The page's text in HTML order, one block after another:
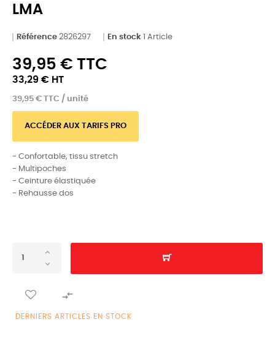
LMA
Référence 2826297 En stock 1 Article
39,95 € TTC
33,29 € HT
39,95 € TTC / unité
ACCÉDER AUX TARIFS PRO
- Confortable, tissu stretch
- Multipoches
- Ceinture élastiquée
- Rehausse dos

DERNIERS ARTICLES EN STOCK